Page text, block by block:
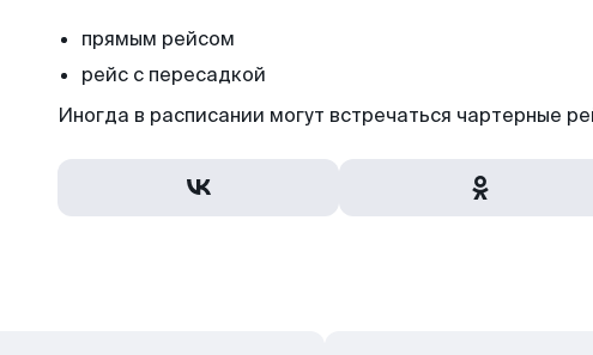
прямым рейсом
рейс с пересадкой
Иногда в расписании могут встречаться чартерные